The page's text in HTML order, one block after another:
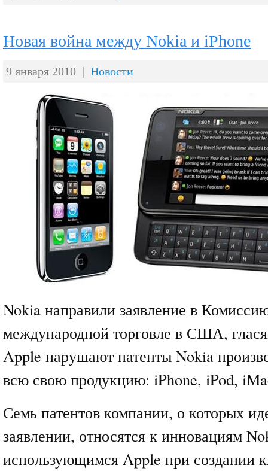
Новая война между Nokia и iPhone
9 января 2010 | Новости
Nokia направили заявление в
международной торговле в США,
Apple нарушают патенты Nokia
всю свою продукцию: iPhone, iPod,
Семь патентов компании, о которых
заявлении, относятся к инновациям
использующимся Apple при создании